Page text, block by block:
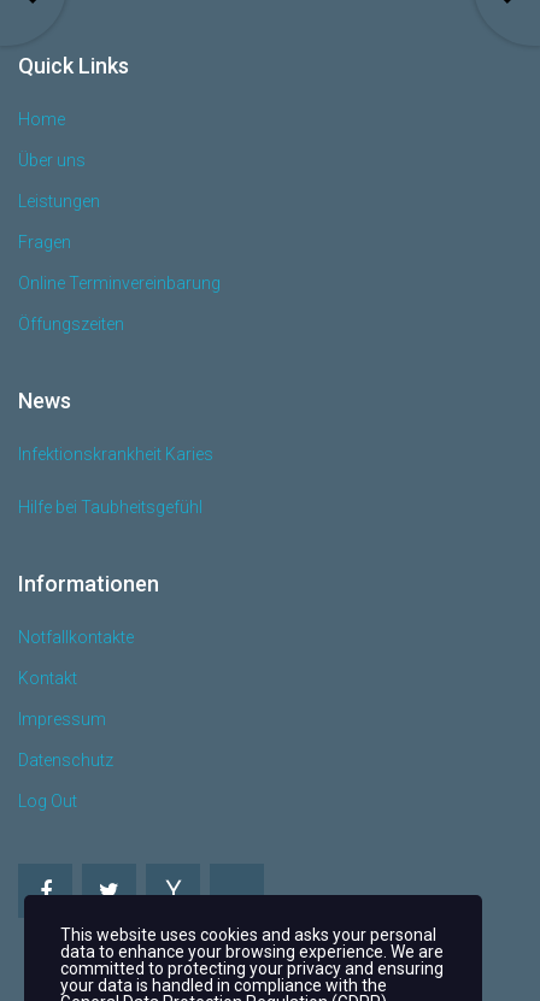
Quick Links
Home
Über uns
Leistungen
Fragen
Online Terminvereinbarung
Öffungszeiten
News
Infektionskrankheit Karies
Hilfe bei Taubheitsgefühl
Informationen
Notfallkontakte
Kontakt
Impressum
Datenschutz
Log Out
This website uses cookies and asks your personal
data to enhance your browsing experience. We are
committed to protecting your privacy and ensuring
your data is handled in compliance with the